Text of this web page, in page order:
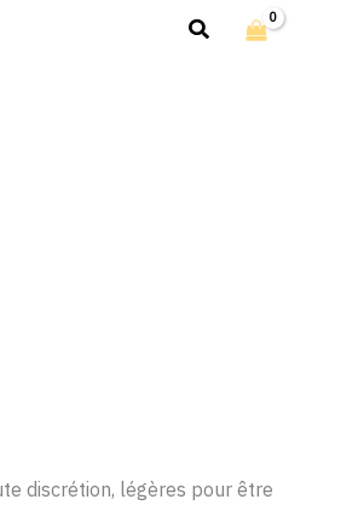
Rechercher
discrétion, légères pour être